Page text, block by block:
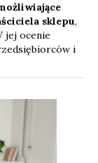
sklepu,
jej ocenie
i